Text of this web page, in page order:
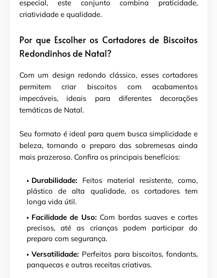
especial, este conjunto combina praticidade,
criatividade e qualidade.
Por que Escolher os Cortadores de Biscoitos
Redondinhos de Natal?
Com um design redondo clássico, esses cortadores
permitem criar biscoitos com acabamentos
impecáveis, ideais para diferentes decorações
temáticas de Natal.
Seu formato é ideal para quem busca simplicidade e
beleza, tornando o preparo das sobremesas ainda
mais prazeroso. Confira os principais benefícios:
Durabilidade: Feitos material resistente, como,
plástico de alta qualidade, os cortadores tem
longa vida útil.
Facilidade de Uso: Com bordas suaves e cortes
precisos, até as crianças podem participar do
preparo com segurança.
Versatilidade: Perfeitos para biscoitos, fondants,
panquecas e outras receitas criativas.